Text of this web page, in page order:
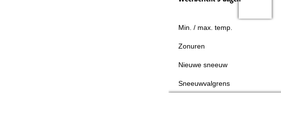
Min. / max. temp.
Zonuren
Nieuwe sneeuw
Sneeuwvalgrens